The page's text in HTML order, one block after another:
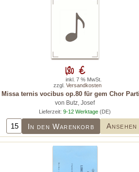
Missa ternis vocibus op.80 für gem Chor
von Butz, Josef
Lieferzeit: 9-12 Werktage (DE)
In den Warenkorb Ansehen
1,80 €
inkl. 7 % MwSt.
zzgl. Versandkosten